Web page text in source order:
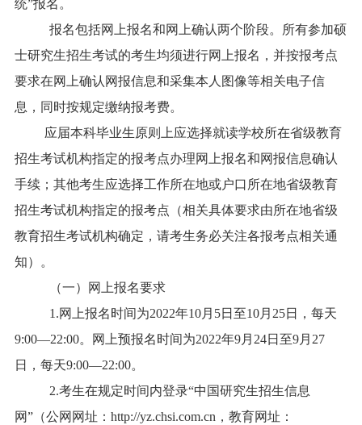
统”报名。
报名包括网上报名和网上确认两个阶段。所有参加硕
士研究生招生考试的考生均须进行网上报名，并按报考点
要求在网上确认网报信息和采集本人图像等相关电子信
息，同时按规定缴纳报考费。
应届本科毕业生原则上应选择就读学校所在省级教育
招生考试机构指定的报考点办理网上报名和网报信息确认
手续；其他考生应选择工作所在地或户口所在地省级教育
招生考试机构指定的报考点（相关具体要求由所在地省级
教育招生考试机构确定，请考生务必关注各报考点相关通
知）。
（一）网上报名要求
1.网上报名时间为2022年10月5日至10月25日，每天
9:00—22:00。网上预报名时间为2022年9月24日至9月27
日，每天9:00—22:00。
2.考生在规定时间内登录“中国研究生招生信息
网”（公网网址：http://yz.chsi.com.cn，教育网址：